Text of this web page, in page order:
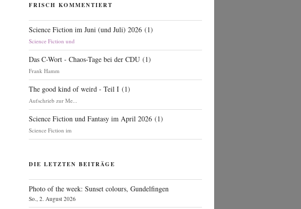
FRISCH KOMMENTIERT
Science Fiction im Juni (und Juli) 2026 (1)
Science Fiction und
Das C-Wort - Chaos-Tage bei der CDU (1)
Frank Hamm
The good kind of weird - Teil I (1)
Aufschrieb zur Me...
Science Fiction und Fantasy im April 2026 (1)
Science Fiction im
DIE LETZTEN BEITRÄGE
Photo of the week: Sunset colours, Gundelfingen
So., 2. August 2026